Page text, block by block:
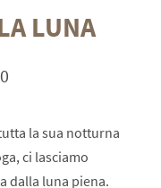
LUNA
la sua notturna
ci lasciamo
dalla luna piena.